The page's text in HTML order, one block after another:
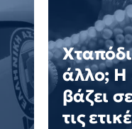
άλλο; Η
βάζει
τις